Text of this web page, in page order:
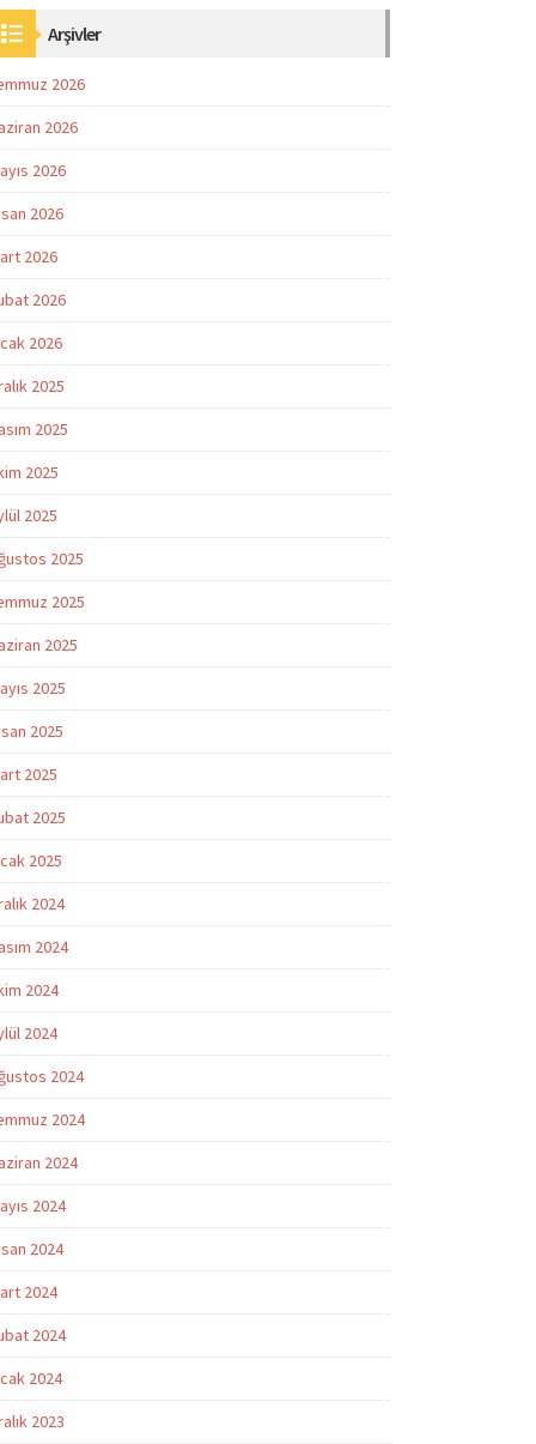
Arşivler
2026
2026
2026
2026
2026
2026
2026
2025
2025
2025
2025
2025
2025
2025
2025
2025
2025
2025
2025
2024
2024
2024
2024
2024
2024
2024
2024
2024
2024
2024
2024
2023